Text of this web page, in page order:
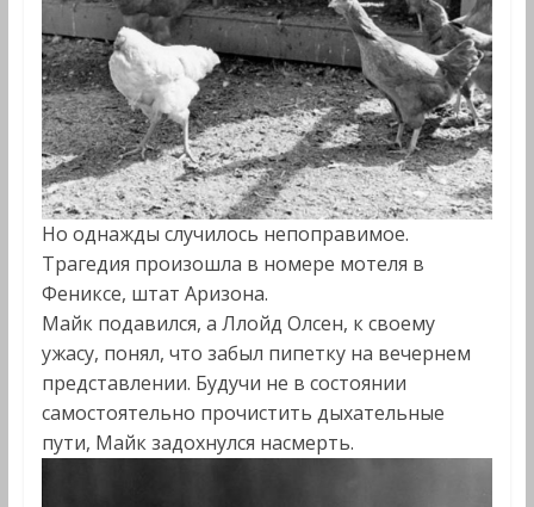
Но однажды случилось непоправимое.
Трагедия произошла в номере мотеля в
Фениксе, штат Аризона.
Майк подавился, а Ллойд Олсен, к своему
ужасу, понял, что забыл пипетку на вечернем
представлении. Будучи не в состоянии
самостоятельно прочистить дыхательные
пути, Майк задохнулся насмерть.